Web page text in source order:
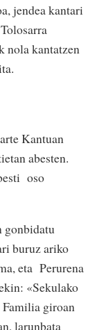
jendea kantari
nola kantatzen
Kantuan
abesten.
oso
gonbidatu
buruz ariko
eta Perurena
«Sekulako
giroan
larunbata